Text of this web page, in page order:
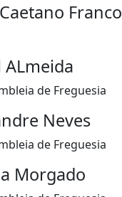
Franco
ALmeida
de Freguesia
Neves
de Freguesia
Morgado